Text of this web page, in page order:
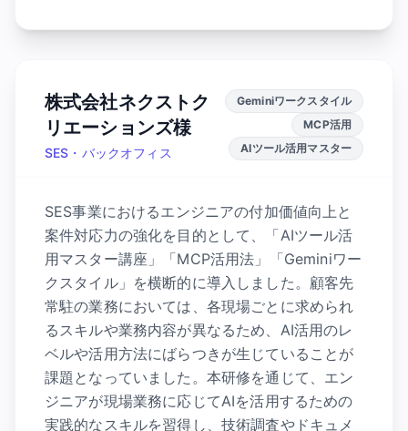
株式会社ネクストク
リエーションズ様
SES・バックオフィス
Geminiワークスタイル
MCP活用
AIツール活用マスター
SES事業におけるエンジニアの付加価値向上と
案件対応力の強化を目的として、「AIツール活
用マスター講座」「MCP活用法」「Geminiワー
クスタイル」を横断的に導入しました。顧客先
常駐の業務においては、各現場ごとに求められ
るスキルや業務内容が異なるため、AI活用のレ
ベルや活用方法にばらつきが生じていることが
課題となっていました。本研修を通じて、エン
ジニアが現場業務に応じてAIを活用するための
実践的なスキルを習得し、技術調査やドキュメ